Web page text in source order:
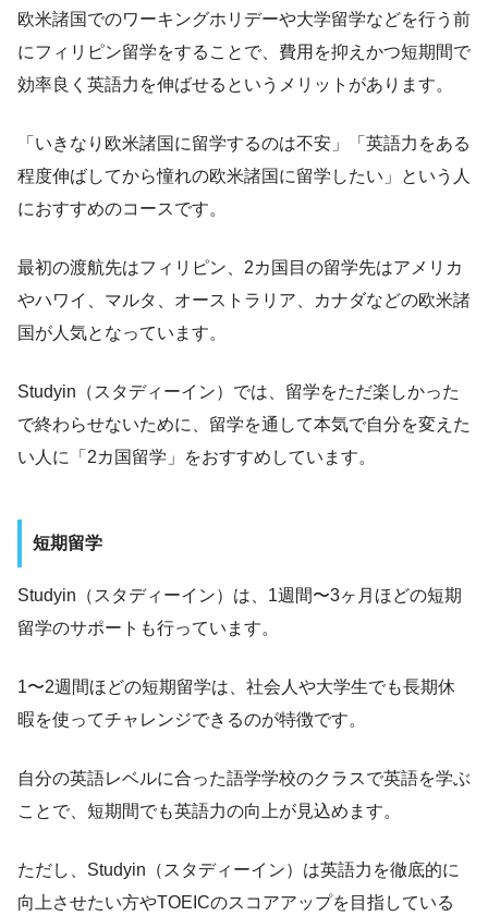
欧米諸国でのワーキングホリデーや大学留学などを行う前
にフィリピン留学をすることで、費用を抑えかつ短期間で
効率良く英語力を伸ばせるというメリットがあります。
「いきなり欧米諸国に留学するのは不安」「英語力をある
程度伸ばしてから憧れの欧米諸国に留学したい」という人
におすすめのコースです。
最初の渡航先はフィリピン、2カ国目の留学先はアメリカ
やハワイ、マルタ、オーストラリア、カナダなどの欧米諸
国が人気となっています。
Studyin（スタディーイン）では、留学をただ楽しかった
で終わらせないために、留学を通して本気で自分を変えた
い人に「2カ国留学」をおすすめしています。
短期留学
Studyin（スタディーイン）は、1週間〜3ヶ月ほどの短期
留学のサポートも行っています。
1〜2週間ほどの短期留学は、社会人や大学生でも長期休
暇を使ってチャレンジできるのが特徴です。
自分の英語レベルに合った語学学校のクラスで英語を学ぶ
ことで、短期間でも英語力の向上が見込めます。
ただし、Studyin（スタディーイン）は英語力を徹底的に
向上させたい方やTOEICのスコアアップを目指している